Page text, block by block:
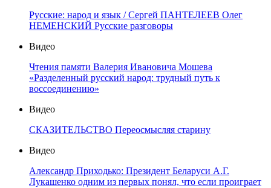
Русские: народ и язык / Сергей ПАНТЕЛЕЕВ Олег
НЕМЕНСКИЙ Русские разговоры
Видео
Чтения памяти Валерия Ивановича Мошева
«Разделенный русский народ: трудный путь к
воссоединению»
Видео
СКАЗИТЕЛЬСТВО Переосмысляя старину
Видео
Александр Приходько: Президент Беларуси А.Г.
Лукашенко одним из первых понял, что если проиграет